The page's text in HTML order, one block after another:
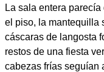
La sala entera
el piso, la mantequilla
cáscaras de langosta
restos de una fiesta
cabezas frías seguían